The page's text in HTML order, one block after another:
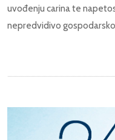
uvođenju carina te
nepredvidivo